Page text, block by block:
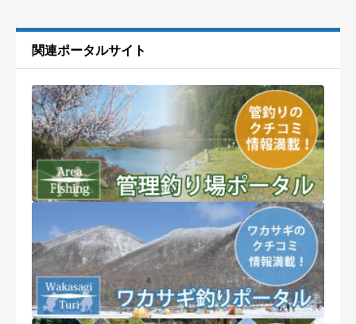
口コミ・釣果情報投稿の注意点
釣り場への口コミ・釣果情報をお気軽にお寄せ下さい。
率直なご意見・ご感想は歓迎ですが、悪意のある口コミ情報はお
控えください。
※内容によって掲載できかねる場合や削除する可能性がございま
すことを予めご了承ください。
関連ポータルサイト